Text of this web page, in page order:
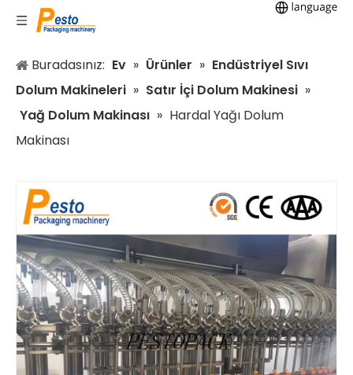
Buradasınız: Ev » Ürünler » Endüstriyel Sıvı
Dolum Makineleri » Satır İçi Dolum Makinesi »
Yağ Dolum Makinası » Hardal Yağı Dolum
Makinası